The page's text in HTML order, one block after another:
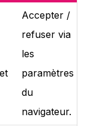
Accepter /
refuser via
les
paramètres
du
navigateur.